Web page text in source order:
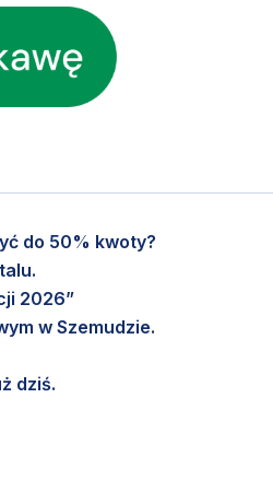
do 50% kwoty?
2026”
w Szemudzie.
dziś.